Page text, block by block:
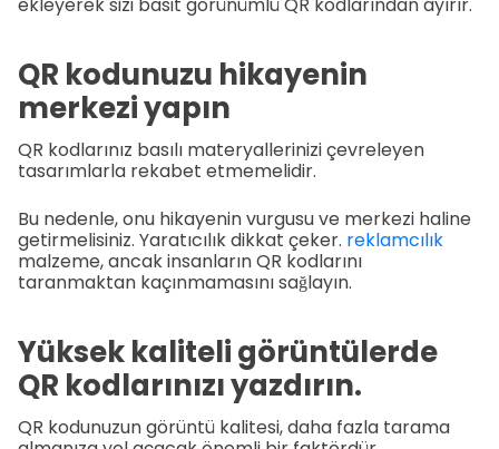
QR kodunuzu hikayenin
merkezi yapın
QR kodlarınız basılı materyallerinizi çevreleyen
tasarımlarla rekabet etmemelidir.
Bu nedenle, onu hikayenin vurgusu ve merkezi haline
getirmelisiniz. Yaratıcılık dikkat çeker. reklamcılık
malzeme, ancak insanların QR kodlarını
taranmaktan kaçınmamasını sağlayın.
Yüksek kaliteli görüntülerde
QR kodlarınızı yazdırın.
QR kodunuzun görüntü kalitesi, daha fazla tarama